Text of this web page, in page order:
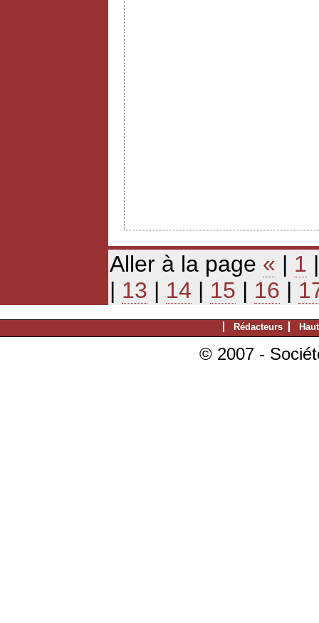
Aller à la page « | 1
| 13 | 14 | 15 | 16 |
Rédacteurs
© 2007 -